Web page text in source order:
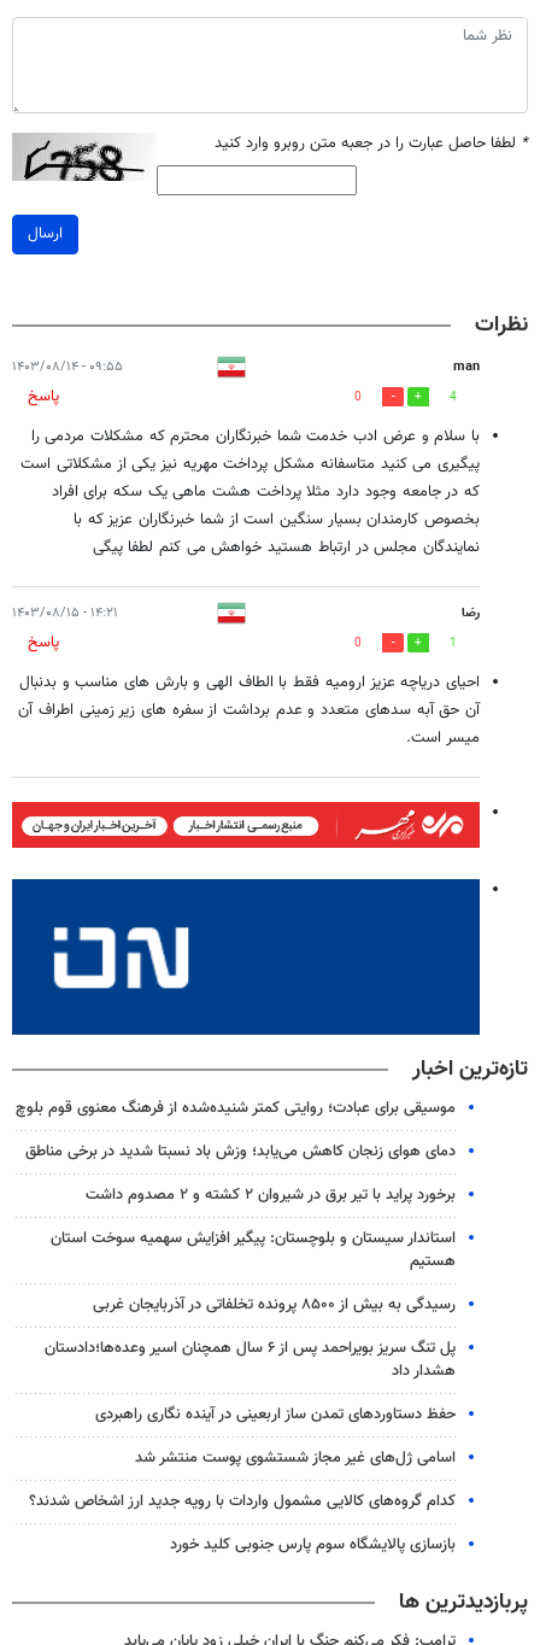
* لطفا حاصل عبارت را در جعبه متن روبرو وارد کنید
ارسال
نظرات
man ۰۹:۵۵ - ۱۴۰۳/۰۸/۱۴
4
0
پاسخ
با سلام و عرض ادب خدمت شما خبرنگاران محترم که مشکلات مردمی را
پیگیری می کنید متاسفانه مشکل پرداخت مهریه نیز یکی از مشکلاتی است
که در جامعه وجود دارد مثلا پرداخت هشت ماهی یک سکه برای افراد
بخصوص کارمندان بسیار سنگین است از شما خبرنگاران عزیز که با
نمایندگان مجلس در ارتباط هستید خواهش می کنم لطفا پیگی
رضا ۱۴:۲۱ - ۱۴۰۳/۰۸/۱۵
1
0
پاسخ
احیای دریاچه عزیز ارومیه فقط با الطاف الهی و بارش های مناسب و بدنبال
آن حق آبه سدهای متعدد و عدم برداشت از سفره های زیر زمینی اطراف آن
میسر است.
تازه‌ترین اخبار
موسیقی برای عبادت؛ روایتی کمتر شنیده‌شده از فرهنگ معنوی قوم بلوچ
دمای هوای زنجان کاهش می‌یابد؛ وزش باد نسبتا شدید در برخی مناطق
برخورد پراید با تیر برق در شیروان ۲ کشته و ۲ مصدوم داشت
استاندار سیستان و بلوچستان: پیگیر افزایش سهمیه سوخت استان
هستیم
رسیدگی به بیش از ۸۵۰۰ پرونده تخلفاتی در آذربایجان غربی
پل تنگ سریز بویراحمد پس از ۶ سال همچنان اسیر وعده‌ها؛دادستان
هشدار داد
حفظ دستاوردهای تمدن ساز اربعینی در آینده نگاری راهبردی
اسامی ژل‌های غیر مجاز شستشوی پوست منتشر شد
کدام گروه‌های کالایی مشمول واردات با رویه جدید ارز اشخاص شدند؟
بازسازی پالایشگاه سوم پارس جنوبی کلید خورد
پربازدیدترین ها